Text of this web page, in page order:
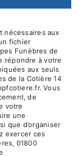
nécessaires aux
fichier
Funèbres de
répondre à votre
aux seuls
de la Cotière 14
Vous
de
votre
une
que d’organiser
exercer ces
01800